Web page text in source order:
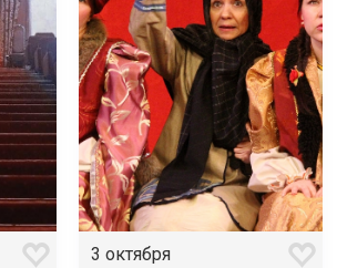
3 октября